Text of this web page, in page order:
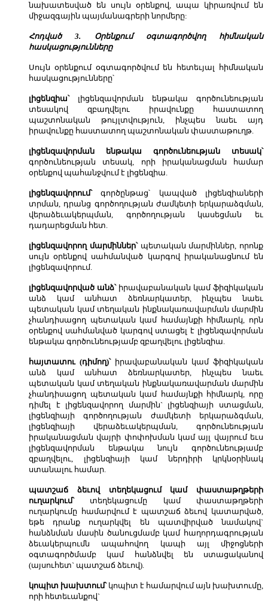
նախատեսված են սույն օրենքով, ապա կիրառվում են
միջազգային պայմանագրերի նորմերը:
Հոդված 3. Օրենքում օգտագործվող հիմնական
հասկացությունները
Սույն օրենքում օգտագործվում են հետեւյալ հիմնական
հասկացությունները՝
լիցենզիա՝լիցենզավորման ենթակա գործունեության
տեսակով զբաղվելու իրավունքը հաստատող
պաշտոնական թույլտվություն, ինչպես նաեւ այդ
իրավունքը հաստատող պաշտոնական փաստաթուղթ.
լիցենզավորման ենթակա գործունեության տեսակ՝
գործունեության տեսակ, որի իրականացման համար
օրենքով պահանջվում է լիցենզիա.
լիցենզավորում՝գործընթաց՝ կապված լիցենզիաների
տրման, դրանց գործողության ժամկետի երկարաձգման,
վերաձեւակերպման, գործողության կասեցման եւ
դադարեցման հետ.
լիցենզավորող մարմիններ՝պետական մարմիններ, որոնք
սույն օրենքով սահմանված կարգով իրականացնում են
լիցենզավորում.
լիցենզավորված անձ՝իրավաբանական կամ ֆիզիկական
անձ կամ անհատ ձեռնարկատեր, ինչպես նաեւ
պետական կամ տեղական ինքնակառավարման մարմին
չհանդիսացող պետական կամ համայնքի հիմնարկ, որն
օրենքով սահմանված կարգով ստացել է լիցենզավորման
ենթակա գործունեությամբ զբաղվելու լիցենզիա.
հայտատու (դիմող)՝իրավաբանական կամ ֆիզիկական
անձ կամ անհատ ձեռնարկատեր, ինչպես նաեւ
պետական կամ տեղական ինքնակառավարման մարմին
չհանդիսացող պետական կամ համայնքի հիմնարկ, որը
դիմել է լիցենզավորող մարմին` լիցենզիայի ստացման,
լիցենզիայի գործողության ժամկետի երկարաձգման,
լիցենզիայի վերաձեւակերպման, գործունեության
իրականացման վայրի փոփոխման կամ այլ վայրում եւս
լիցենզավորման ենթակա նույն գործունեությամբ
զբաղվելու, լիցենզիայի կամ ներդիրի կրկնօրինակ
ստանալու համար.
պատշաճ ձեւով տեղեկացում կամ փաստաթղթերի
ուղարկում՝տեղեկացումը կամ փաստաթղթերի
ուղարկումը համարվում է պատշաճ ձեւով կատարված,
եթե դրանք ուղարկվել են պատվիրված նամակով`
հանձնման մասին ծանուցմամբ կամ հաղորդագրության
ձեւակերպումն ապահովող կապի այլ միջոցների
օգտագործմամբ կամ հանձնվել են ստացականով
(այսուհետ` պատշաճ ձեւով).
կոպիտ խախտում՝ կոպիտ է համարվում այն խախտումը,
որի հետեւանքով`